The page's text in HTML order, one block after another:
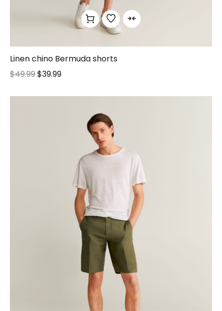
Linen chino Bermuda shorts
$49.99$39.99